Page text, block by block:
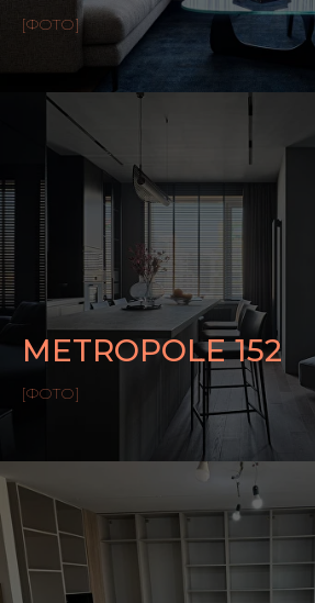
[ФОТО]
METROPOLE 152
[ФОТО]
Мы не передаём заказы на сторону —
вся мебель создаётся на нашем
собственном производстве в Алматы.
В распоряжении команды:
– профессиональные станки и
оборудование